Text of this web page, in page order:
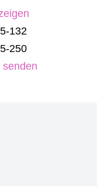
132
250
senden